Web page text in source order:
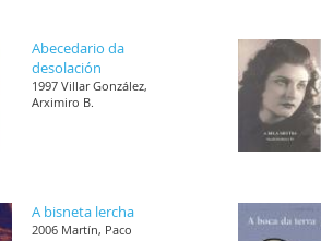
Abecedario da
desolación
1997 Villar González,
Arximiro B.
A bisneta lercha
2006 Martín, Paco